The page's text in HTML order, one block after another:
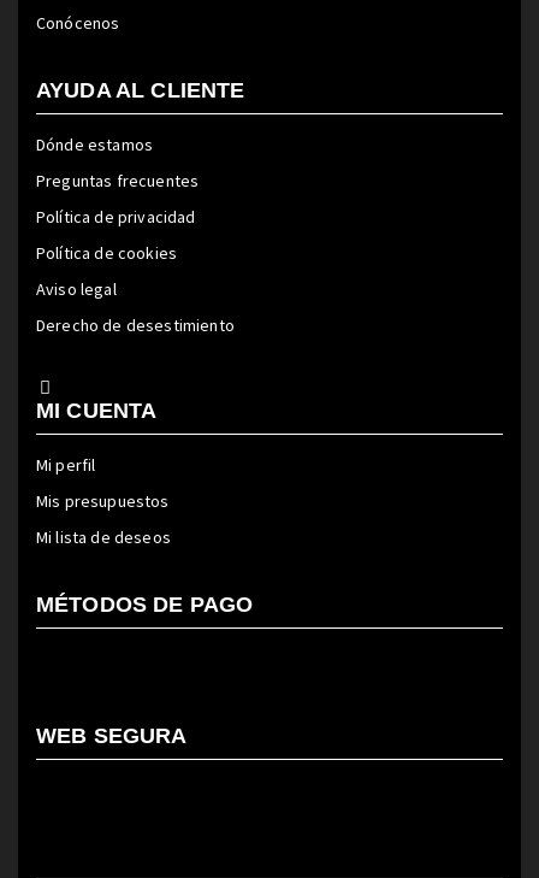
Conócenos
AYUDA AL CLIENTE
Dónde estamos
Preguntas frecuentes
Política de privacidad
Política de cookies
Aviso legal
Derecho de desestimiento
MI CUENTA
Mi perfil
Mis presupuestos
Mi lista de deseos
MÉTODOS DE PAGO
WEB SEGURA